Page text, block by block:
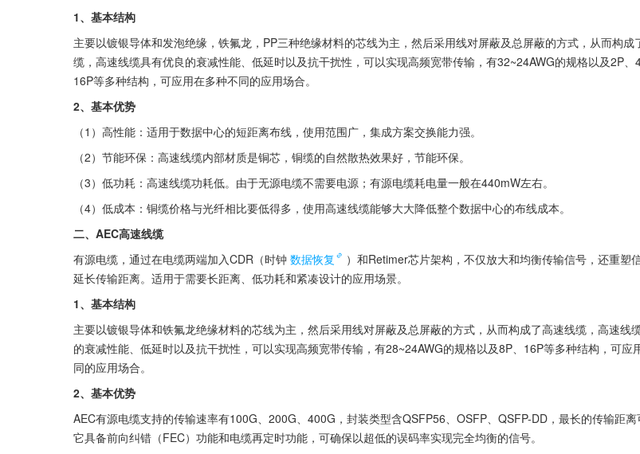
1、基本结构
主要以镀银导体和发泡绝缘，铁氟龙，PP三种绝缘材料的芯线为主，然后采用线对屏蔽及总屏蔽的方式，从而构成
缆，高速线缆具有优良的衰减性能、低延时以及抗干扰性，可以实现高频宽带传输，有32~24AWG的规格以及2P、
16P等多种结构，可应用在多种不同的应用场合。
2、基本优势
（1）高性能：适用于数据中心的短距离布线，使用范围广，集成方案交换能力强。
（2）节能环保：高速线缆内部材质是铜芯，铜缆的自然散热效果好，节能环保。
（3）低功耗：高速线缆功耗低。由于无源电缆不需要电源；有源电缆耗电量一般在440mW左右。
（4）低成本：铜缆价格与光纤相比要低得多，使用高速线缆能够大大降低整个数据中心的布线成本。
二、AEC高速线缆
有源电缆，通过在电缆两端加入CDR（时钟 数据恢复
）和Retimer芯片架构，不仅放大和均衡传输信号，还重塑
延长传输距离。适用于需要长距离、低功耗和紧凑设计的应用场景。
1、基本结构
主要以镀银导体和铁氟龙绝缘材料的芯线为主，然后采用线对屏蔽及总屏蔽的方式，从而构成了高速线缆，高速线
的衰减性能、低延时以及抗干扰性，可以实现高频宽带传输，有28~24AWG的规格以及8P、16P等多种结构，可应
同的应用场合。
2、基本优势
AEC有源电缆支持的传输速率有100G、200G、400G，封装类型含QSFP56、OSFP、QSFP-DD，最长的传输距离
它具备前向纠错（FEC）功能和电缆再定时功能，可确保以超低的误码率实现完全均衡的信号。